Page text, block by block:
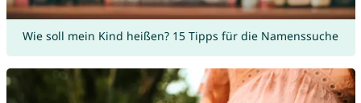
Wie soll mein Kind heißen? 15 Tipps für die Namenssuche